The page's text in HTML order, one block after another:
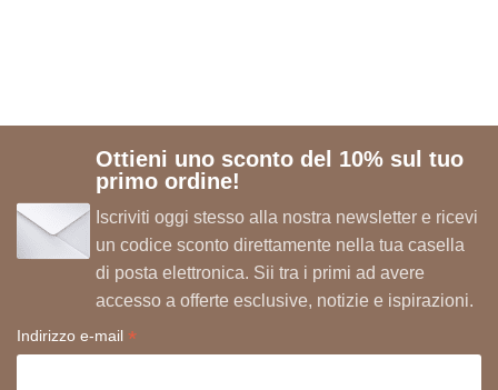
Ottieni uno sconto del 10% sul tuo
primo ordine!
Iscriviti oggi stesso alla nostra newsletter e ricevi
un codice sconto direttamente nella tua casella
di posta elettronica. Sii tra i primi ad avere
accesso a offerte esclusive, notizie e ispirazioni.
Indirizzo e-mail *